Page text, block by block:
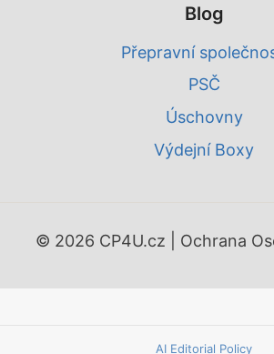
Blog
Přepravní
PSČ
Úschovny
Výdejní Boxy
© 2026 CP4U.cz | Ochrana
AI Editorial Policy